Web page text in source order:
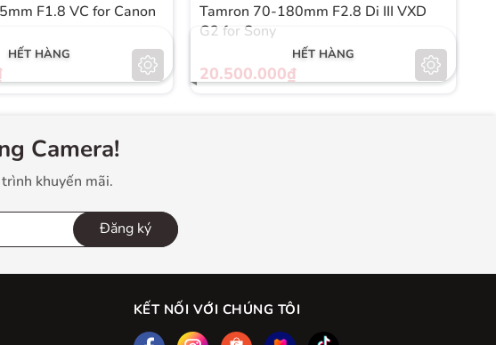
dụng
HẾT HÀNG
F1.8 VC for Canon
HẾT HÀNG
Tamron 70-180mm F2.8 Di III VXD
G2 for Sony
20.500.000₫
Camera!
khuyến mãi.
Đăng ký
KẾT NỐI VỚI CHÚNG TÔI